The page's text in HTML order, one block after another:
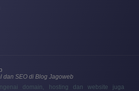
dan SEO di Blog Jagoweb
domain, hosting dan website juga